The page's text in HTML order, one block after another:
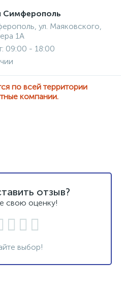
Симферополь
ул. Маяковского,
1А
09:00 - 18:00
по всей территории
компании.
отзыв?
свою оценку!
выбор!